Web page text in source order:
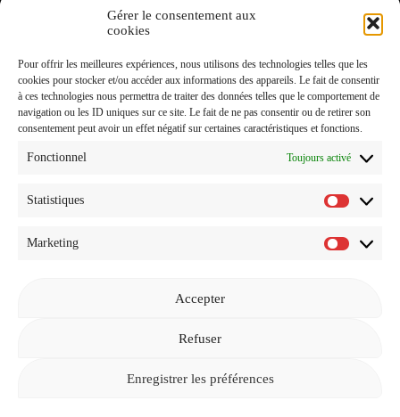
Gérer le consentement aux
cookies
Pour offrir les meilleures expériences, nous utilisons des technologies telles que les
cookies pour stocker et/ou accéder aux informations des appareils. Le fait de consentir
à ces technologies nous permettra de traiter des données telles que le comportement de
navigation ou les ID uniques sur ce site. Le fait de ne pas consentir ou de retirer son
consentement peut avoir un effet négatif sur certaines caractéristiques et fonctions.
Fonctionnel Toujours activé
Statistiques
Marketing
Accepter
Refuser
Enregistrer les préférences
J'accepte de recevoir vos e-mails et confirme avoir pris
Mentions Légales.